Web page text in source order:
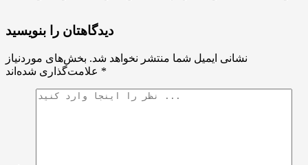
دیدگاهتان را بنویسید
نشانی ایمیل شما منتشر نخواهد شد. بخش‌های موردنیاز
*